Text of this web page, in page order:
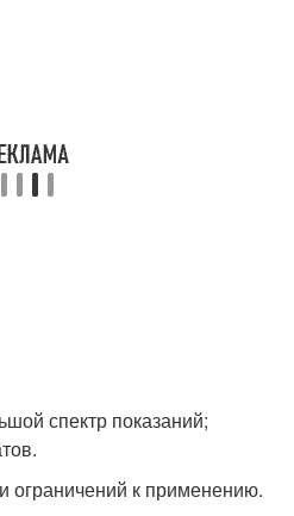
спектр показаний;
ограничений к применению.